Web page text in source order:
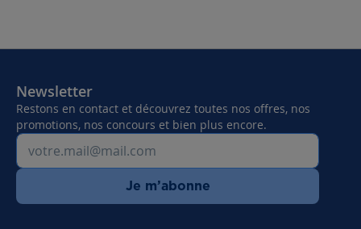
Newsletter
Restons en contact et découvrez toutes nos offres, nos
promotions, nos concours et bien plus encore.
Je m’abonne